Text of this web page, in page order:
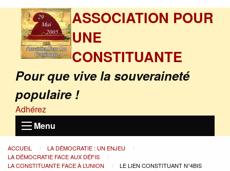
ASSOCIATION POUR
UNE
CONSTITUANTE
Pour que vive la souveraineté
populaire !
Adhérez
Menu
ACCUEIL
LA DÉMOCRATIE : UN ENJEU
LA DÉMOCRATIE FACE AUX DÉFIS
LA CONSTITUANTE FACE À L’UNION
LE LIEN CONSTITUANT N°4BIS